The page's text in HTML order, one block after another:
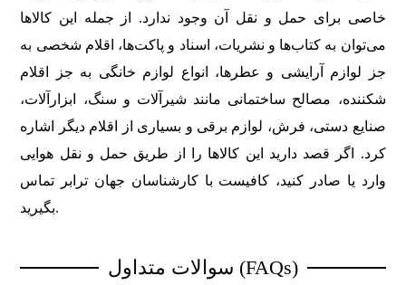
خاصی برای حمل و نقل آن وجود ندارد. از جمله این کالاها
می‌توان به کتاب‌ها و نشریات، اسناد و پاکت‌ها، اقلام شخصی به
جز لوازم آرایشی و عطرها، انواع لوازم خانگی به جز اقلام
شکننده، مصالح ساختمانی مانند شیرآلات و سنگ، ابزارآلات،
صنایع دستی، فرش، لوازم برقی و بسیاری از اقلام دیگر اشاره
کرد. اگر قصد دارید این کالاها را از طریق حمل و نقل هوایی
وارد یا صادر کنید، کافیست با کارشناسان جهان ترابر تماس
بگیرید.
سوالات متداول (FAQs)